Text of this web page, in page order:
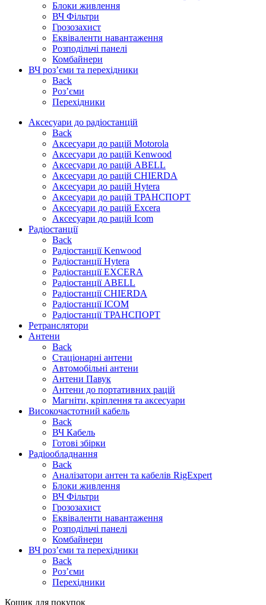
Блоки живлення
ВЧ Фільтри
Грозозахист
Еквіваленти навантаження
Розподільчі панелі
Комбайнери
ВЧ роз’єми та перехідники
Back
Роз’єми
Перехідники
Аксесуари до радіостанцій
Back
Аксесуари до рацій Motorola
Аксесуари до рацій Kenwood
Аксесуари до рацій ABELL
Аксесуари до рацій CHIERDA
Аксесуари до рацій Hytera
Аксесуари до рацій ТРАНСПОРТ
Аксесуари до рацій Excera
Аксесуари до рацій Icom
Радіостанції
Back
Радіостанції Kenwood
Радіостанції Hytera
Радіостанції EXCERA
Радіостанції ABELL
Радіостанції CHIERDA
Радіостанції ICOM
Радіостанції ТРАНСПОРТ
Ретранслятори
Антени
Back
Стаціонарні антени
Автомобільні антени
Антени Павук
Антени до портативних рацій
Магніти, кріплення та аксесуари
Високочастотний кабель
Back
ВЧ Кабель
Готові збірки
Радіообладнання
Back
Аналізатори антен та кабелів RigExpert
Блоки живлення
ВЧ Фільтри
Грозозахист
Еквіваленти навантаження
Розподільчі панелі
Комбайнери
ВЧ роз’єми та перехідники
Back
Роз’єми
Перехідники
Кошик для покупок